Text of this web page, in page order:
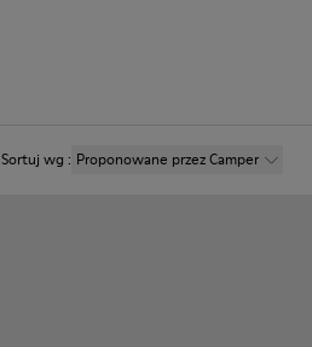
Sortuj wg : Proponowane przez Camper